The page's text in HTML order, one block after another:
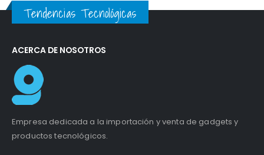
Tendencias Tecnológicas
ACERCA DE NOSOTROS
Empresa dedicada a la importación y venta de gadgets y
productos tecnológicos.